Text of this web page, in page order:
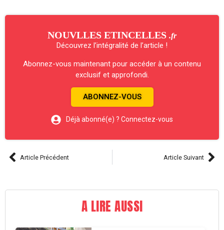
NOUVLLES ETINCELLES .fr
Découvrez l’intégralité de l’article !
Abonnez-vous maintenant pour accéder à un contenu
exclusif et approfondi.
ABONNEZ-VOUS
Déjà abonné(e) ? Connectez-vous
Article Précédent Article Suivant
A LIRE AUSSI